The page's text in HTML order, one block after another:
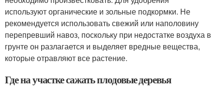
используют органические и зольные подкормки. Не
рекомендуется использовать свежий или наполовину
перепревший навоз, поскольку при недостатке воздуха в
грунте он разлагается и выделяет вредные вещества,
которые отравляют все растение.
Где на участке сажать плодовые деревья